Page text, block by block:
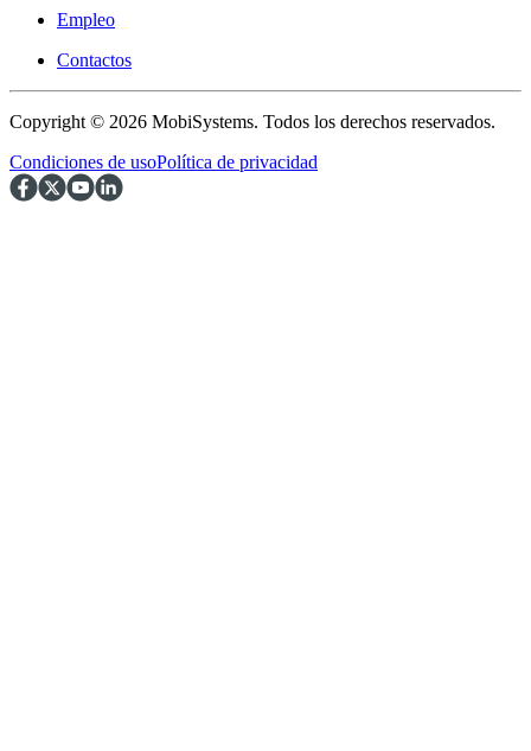
Empleo
Contactos
Copyright © 2026 MobiSystems. Todos los derechos reservados.
Condiciones de usoPolítica de privacidad